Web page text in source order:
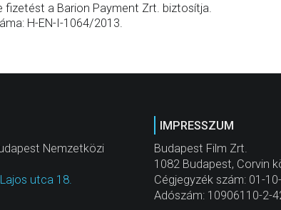
a Barion Payment Zrt. biztosítja.
H-EN-I-1064/2013.
Nemzetközi
utca 18.
IMPRESSZUM
Budapest Film Zrt.
1082 Budapest, Corvin
Cégjegyzék szám: 01-
Adószám: 10906110-2-